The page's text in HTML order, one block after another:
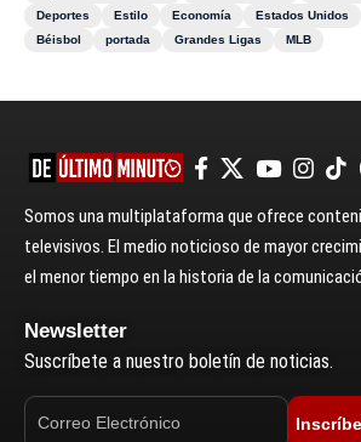
Deportes
Estilo Economía Estados Unidos
Béisbol
portada Grandes Ligas MLB
Somos una multiplataforma que ofrece
televisivos. El medio noticioso de mayor
el menor tiempo en la historia de la
Newsletter
Suscríbete a nuestro boletín de noticias.